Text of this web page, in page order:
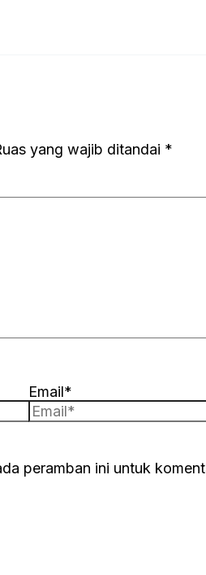
yang wajib ditandai *
Email*
peramban ini untuk